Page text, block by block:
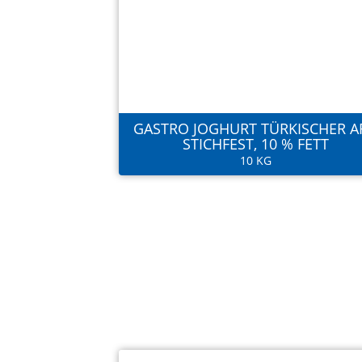
GASTRO JOGHURT TÜRKISCHER
STICHFEST, 10 % FETT
10 KG